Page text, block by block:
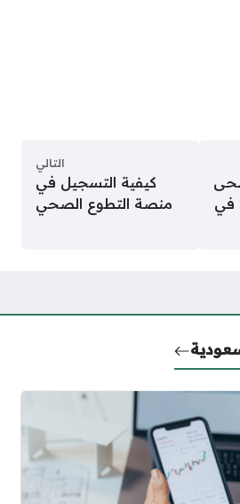
في السعودية 2025 في
التالي
كيفية التسجيل في
منصة التطوع الصحي